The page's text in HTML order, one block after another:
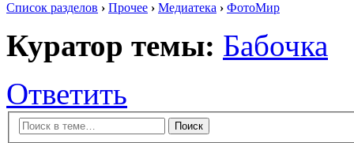
Список разделов › Прочее › Медиатека › ФотоМир
Куратор темы: Бабочка
Ответить